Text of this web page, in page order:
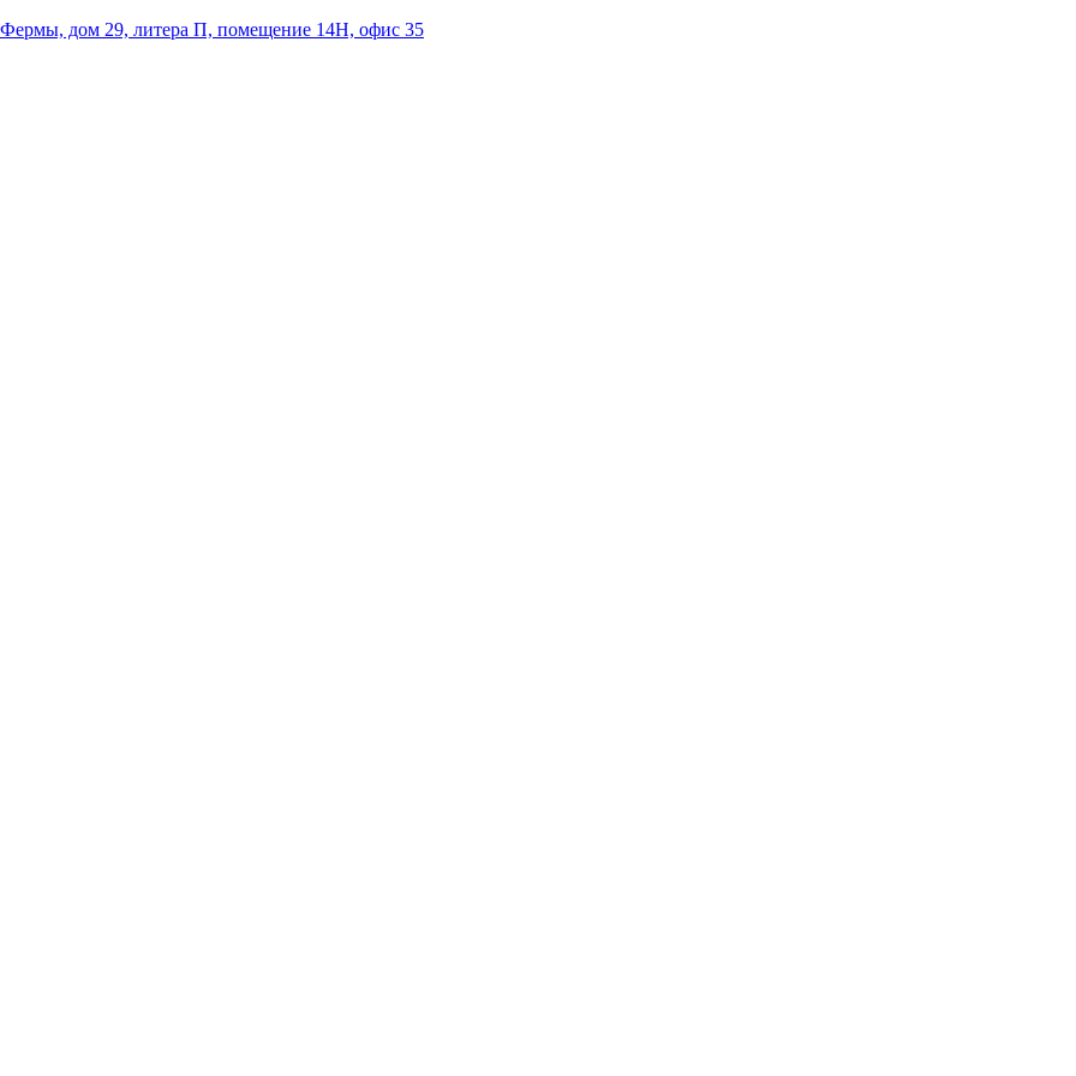
Фермы, дом 29, литера П, помещение 14Н, офис 35